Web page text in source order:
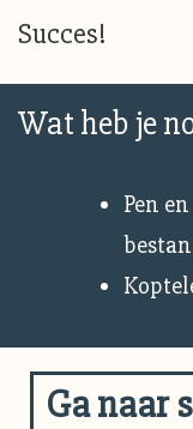
Succes!
Wat heb je
Pen
Ga naar